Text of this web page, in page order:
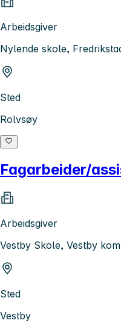
Arbeidsgiver
Nylende skole,
Sted
Rolvsøy
Fagarbeider/
Arbeidsgiver
Vestby Skole, Vestby
Sted
Vestby